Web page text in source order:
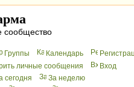
сообщество
Группы Календарь
личные сообщения
Вхoд
сегодня За неделю